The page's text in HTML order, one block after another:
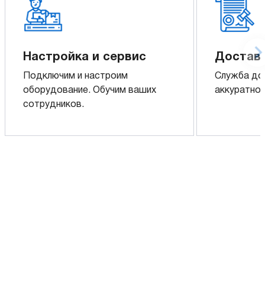
Настройка и сервис
Подключим и настроим
оборудование. Обучим ваших
сотрудников.
Служба
аккуратно